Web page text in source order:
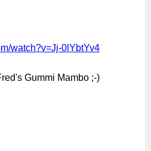
watch?v=Jj-0lYbtYv4
Gummi Mambo ;-)